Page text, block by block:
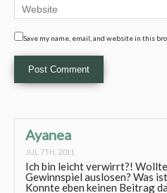
Save my name, email, and website in this
Ayanea
JUL 7TH, 2011
Ich bin leicht verwirrt?!
Gewinnspiel auslosen? Was
Konnte eben keinen Beitrag